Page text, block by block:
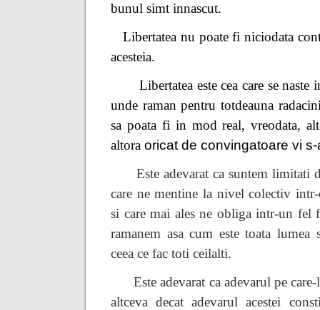
bunul simt innascut.
Libertatea nu poate fi niciodata
acesteia.
Libertatea este cea care se
unde raman pentru totdeauna
sa poata fi in mod real, vreodata,
altora oricat de convingatoare vi
Este adevarat ca suntem limitati
care ne mentine la nivel colectiv
si care mai ales ne obliga intr-un fel
ramanem asa cum este toata lumea
ceea ce fac toti ceilalti.
Este adevarat ca adevarul pe
altceva decat adevarul acestei